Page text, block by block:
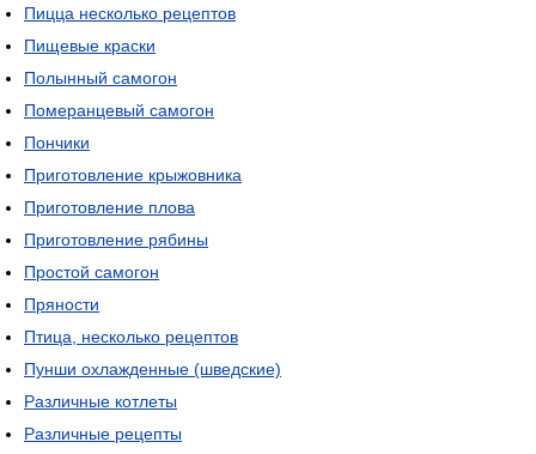
Пицца несколько рецептов
Пищевые краски
Полынный самогон
Померанцевый самогон
Пончики
Приготовление крыжовника
Приготовление плова
Приготовление рябины
Простой самогон
Пряности
Птица, несколько рецептов
Пунши охлажденные (шведские)
Различные котлеты
Различные рецепты